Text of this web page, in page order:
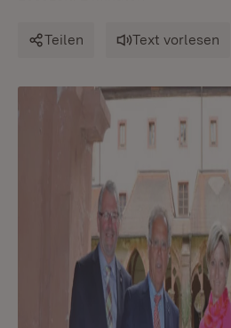
Teilen Text vorlesen